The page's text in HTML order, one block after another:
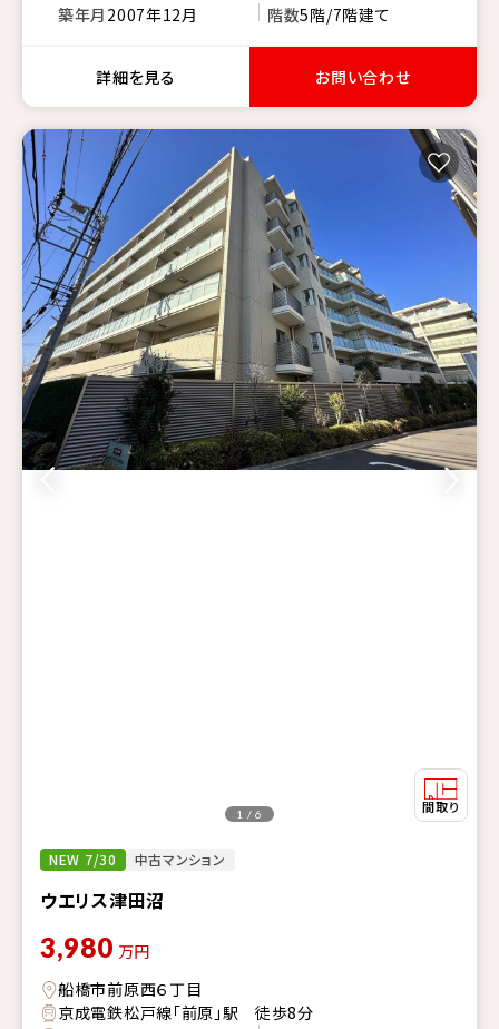
築年月 2007年12月 階数5階/7階建て
詳細を見る お問い合わせ
NEW 7/30 中古マンション
ウエリス津田沼
1 / 6
3,980 万円
船橋市前原西６丁目
京成電鉄松戸線「前原」駅 徒歩8分